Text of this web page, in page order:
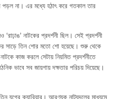
পড়ল না। এর মধ্যে হঠাৎ করে গতকাল তার
নাটকের প্রদর্শনী ছিল। সেই প্রদর্শনী
সাড়ে তিন শোর মতো শো হয়েছে। শুরু থেকে
কাজ করলে সেটায় নিয়মিত প্রদর্শনীতে
ভাবে সব জায়গায় দক্ষতার পরিচয় দিয়েছে।